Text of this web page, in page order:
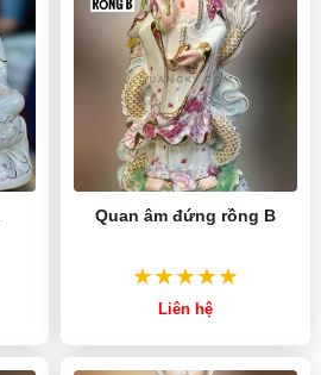
Quan âm đứng rồng B
Liên hệ